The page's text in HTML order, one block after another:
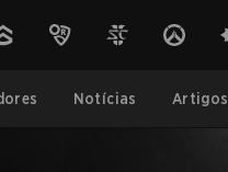
Notícias Artigos